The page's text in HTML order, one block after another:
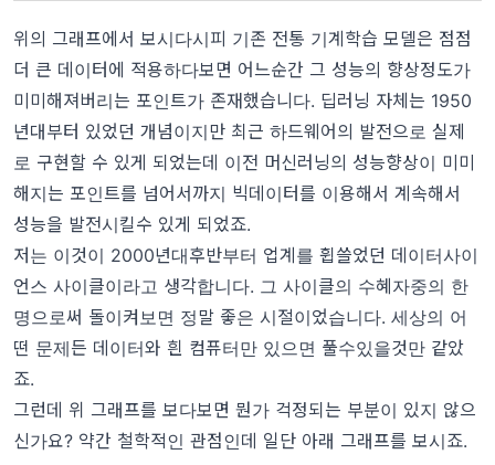
위의 그래프에서 보시다시피 기존 전통 기계학습 모델은 점점
더 큰 데이터에 적용하다보면 어느순간 그 성능의 향상정도가
미미해져버리는 포인트가 존재했습니다. 딥러닝 자체는 1950
년대부터 있었던 개념이지만 최근 하드웨어의 발전으로 실제
로 구현할 수 있게 되었는데 이전 머신러닝의 성능향상이 미미
해지는 포인트를 넘어서까지 빅데이터를 이용해서 계속해서
성능을 발전시킬수 있게 되었죠.
저는 이것이 2000년대후반부터 업계를 휩쓸었던 데이터사이
언스 사이클이라고 생각합니다. 그 사이클의 수혜자중의 한
명으로써 돌이켜보면 정말 좋은 시절이었습니다. 세상의 어
떤 문제든 데이터와 흰 컴퓨터만 있으면 풀수있을것만 같았
죠.
그런데 위 그래프를 보다보면 뭔가 걱정되는 부분이 있지 않으
신가요? 약간 철학적인 관점인데 일단 아래 그래프를 보시죠.